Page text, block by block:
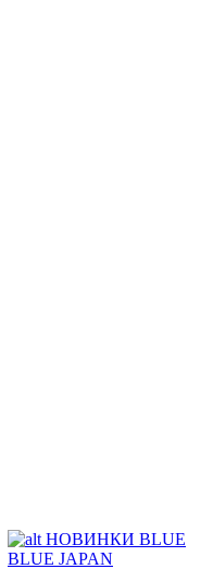
НОВИНКИ BLUE
BLUE JAPAN